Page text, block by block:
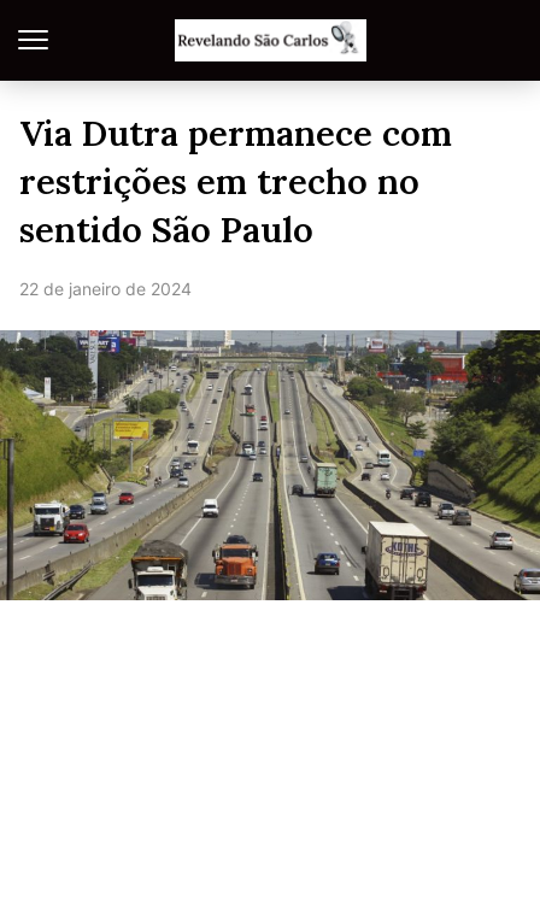
Via Dutra permanece com
restrições em trecho no
sentido São Paulo
22 de janeiro de 2024